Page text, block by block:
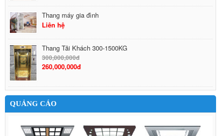
Thang máy gia đình
Liên hệ
Thang Tải Khách 300-1500KG
300,000,000đ
260,000,000đ
QUẢNG CÁO